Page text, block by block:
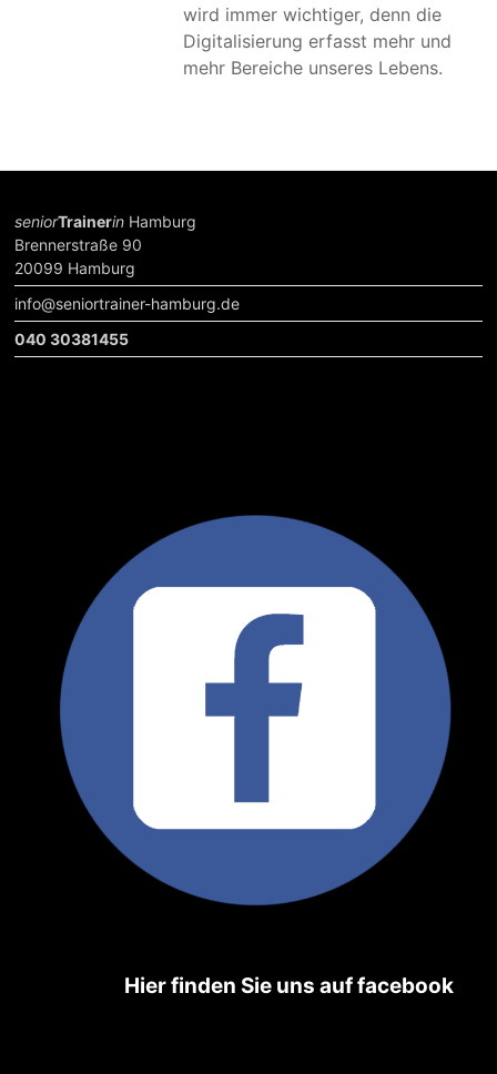
wird immer wichtiger, denn die
Digitalisierung erfasst mehr und
mehr Bereiche unseres Lebens.
seniorTrainerin Hamburg
Brennerstraße 90
20099 Hamburg
info@seniortrainer-hamburg.de
040 30381455
Hierfinden Sie uns auf facebook